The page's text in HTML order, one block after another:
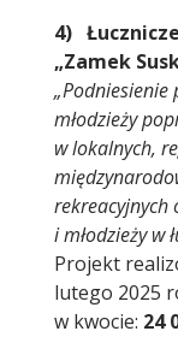
4)
„Zamek
młodzieży
w lokalnych,
rekreacyjnych
i młodzieży w
Projekt
lutego 2025
w kwocie: 24